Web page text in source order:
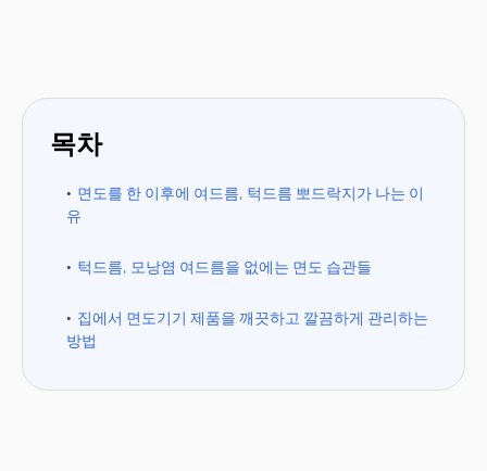
목차
면도를 한 이후에 여드름, 턱드름 뽀드락지가 나는 이
유
턱드름, 모낭염 여드름을 없에는 면도 습관들
집에서 면도기기 제품을 깨끗하고 깔끔하게 관리하는
방법